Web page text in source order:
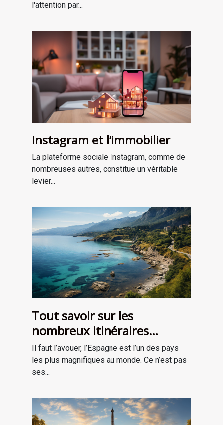
l'attention par...
Instagram et l’immobilier
La plateforme sociale Instagram, comme de
nombreuses autres, constitue un véritable
levier...
Tout savoir sur les
nombreux itinéraires
cantabriques de Santoña
Il faut l’avouer, l’Espagne est l’un des pays
les plus magnifiques au monde. Ce n’est pas
ses...